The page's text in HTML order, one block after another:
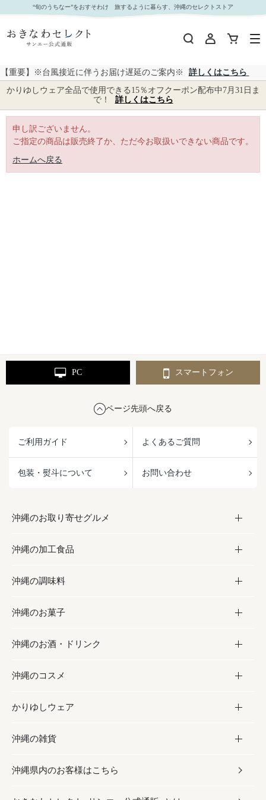
｜おきなわセレクト サンエー公式通販
“旬のうちなー”をおすそわけ 旅するように暮らす、沖縄のセレクトストア
【重要】※台風接近に伴うお届け遅延のご案内※
詳しくはこちら
かりゆしウェア全品で使用できる15％オフクーポン配布中7月31日ま
で！
詳しくはこちら
申し訳ございません。
ご指定の商品は販売終了か、ただ今お取扱いできない商品です。
ホームへ戻る
PC スマートフォン
ページ先頭へ戻る
ご利用ガイド よくあるご質問
包装・熨斗について お問い合わせ
沖縄のお取り寄せグルメ
お取り寄せグルメ
フルーツ・野菜
お肉
海産物
沖縄の加工食品
加工食品
缶詰／パウチ
沖縄料理
沖縄そば／乾麺
レトルト食品
乾物／粉類
沖縄の調味料
調味料
砂糖／黒砂糖
塩
お酢／ドレッシング
しょうゆ
みそ
沖縄のお菓子
お菓子
黒糖
ちんすこう
伝統菓子
スナック
沖縄のお酒・ドリンク
お酒・ドリンク
泡盛
ビール・チューハイ
ワイン・ウィスキー・カクテル
沖縄のコスメ
コスメ
スキンケア
ボディケア
かりゆしウェア
かりゆしウェア
メンズ
沖縄の雑貨
雑貨
沖縄県内のお客様はこちら